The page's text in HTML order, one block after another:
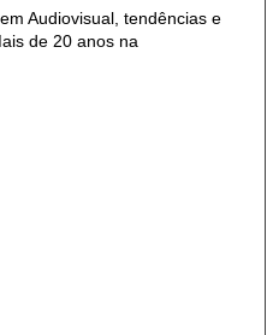
Audiovisual, tendências e
de 20 anos na